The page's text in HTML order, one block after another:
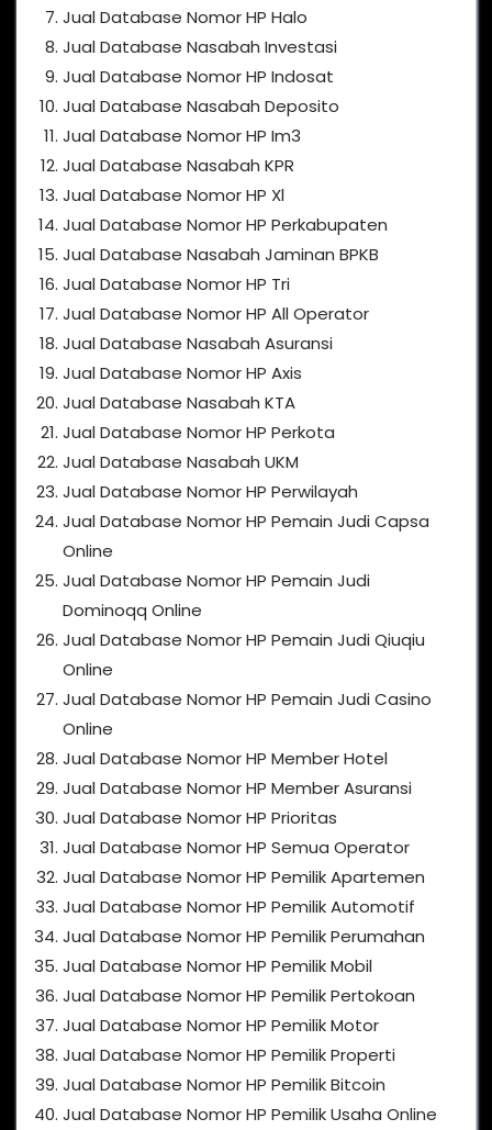
Jual Database Nomor HP Halo
Jual Database Nasabah Investasi
Jual Database Nomor HP Indosat
Jual Database Nasabah Deposito
Jual Database Nomor HP Im3
Jual Database Nasabah KPR
Jual Database Nomor HP Xl
Jual Database Nomor HP Perkabupaten
Jual Database Nasabah Jaminan BPKB
Jual Database Nomor HP Tri
Jual Database Nomor HP All Operator
Jual Database Nasabah Asuransi
Jual Database Nomor HP Axis
Jual Database Nasabah KTA
Jual Database Nomor HP Perkota
Jual Database Nasabah UKM
Jual Database Nomor HP Perwilayah
Jual Database Nomor HP Pemain Judi Capsa
Online
Jual Database Nomor HP Pemain Judi
Dominoqq Online
Jual Database Nomor HP Pemain Judi Qiuqiu
Online
Jual Database Nomor HP Pemain Judi Casino
Online
Jual Database Nomor HP Member Hotel
Jual Database Nomor HP Member Asuransi
Jual Database Nomor HP Prioritas
Jual Database Nomor HP Semua Operator
Jual Database Nomor HP Pemilik Apartemen
Jual Database Nomor HP Pemilik Automotif
Jual Database Nomor HP Pemilik Perumahan
Jual Database Nomor HP Pemilik Mobil
Jual Database Nomor HP Pemilik Pertokoan
Jual Database Nomor HP Pemilik Motor
Jual Database Nomor HP Pemilik Properti
Jual Database Nomor HP Pemilik Bitcoin
Jual Database Nomor HP Pemilik Usaha Online